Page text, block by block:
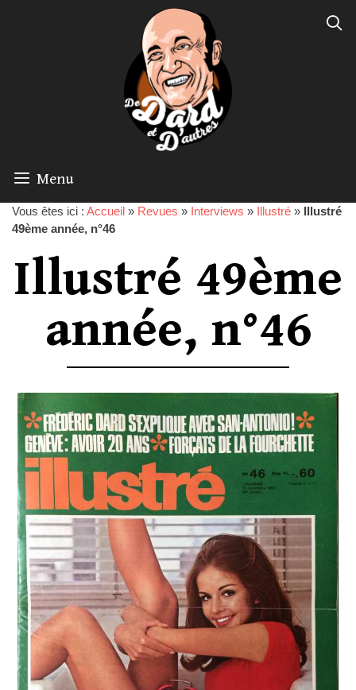
Menu
Vous êtes ici : Accueil » Revues » Interviews » Illustré » Illustré
49ème année, n°46
Illustré 49ème
année, n°46